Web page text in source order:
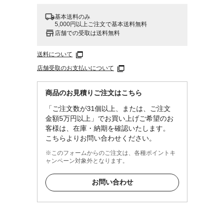
基本送料のみ
5,000円以上ご注文で基本送料無料
店舗での受取は送料無料
送料について
店舗受取のお支払いについて
商品のお見積りご注文はこちら
「ご注文数が31個以上、または、ご注文
金額5万円以上」でお買い上げご希望のお
客様は、在庫・納期を確認いたします。
こちらよりお問い合わせください。
※このフォームからのご注文は、各種ポイントキ
ャンペーン対象外となります。
お問い合わせ